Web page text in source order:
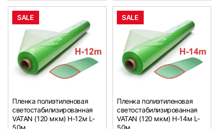
SALE
Пленка полиэтиленовая
светостабилизированная
VATAN (120 мкм) Н-12м L-
50м
SALE
Пленка полиэтиленовая
светостабилизированная
VATAN (120 мкм) Н-14м L-
50м